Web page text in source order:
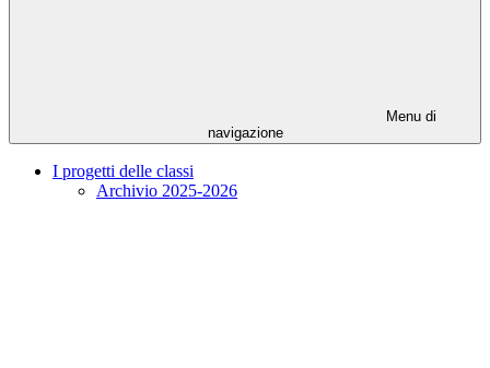
Menu di
navigazione
I progetti delle classi
Archivio 2025-2026